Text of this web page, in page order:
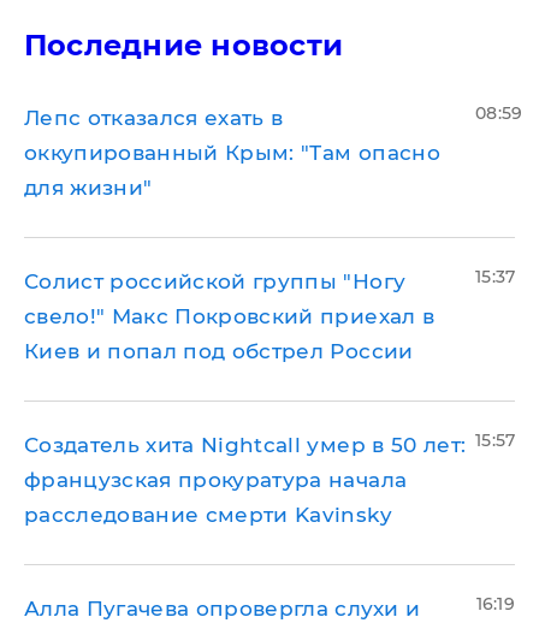
Последние новости
Лепс отказался ехать в
оккупированный Крым: "Там опасно
для жизни"
08:59
Солист российской группы "Ногу
свело!" Макс Покровский приехал в
Киев и попал под обстрел России
15:37
Создатель хита Nightcall умер в 50 лет:
французская прокуратура начала
расследование смерти Kavinsky
15:57
Алла Пугачева опровергла слухи и
16:19